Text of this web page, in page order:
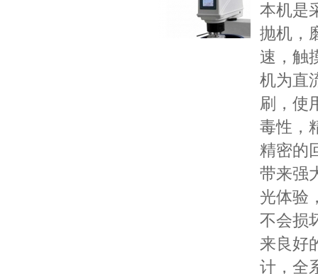
本机是
抛机，
速，触
机为直
刷，使
毒性，
精密的
带来强
光体验
不会损
来良好
计，全